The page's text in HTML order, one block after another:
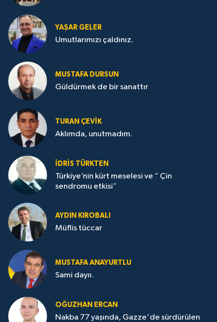
YAŞAR GELER
Umutlarımızı çaldınız.
MUSTAFA DURSUN
Güldürmek de bir sanattır
TURAN ÇEVİK
Aklımda, unutmadım.
İDRİS TÜRKTEN
Türkiye’nin kürt meselesi ve “ Çin
sendromu etkisi”
AYDIN KIROBALI
Müflis tüccar
MUSTAFA ANAYURTLU
Sami dayıı.
OĞUZHAN ERCAN
Nakba 77 yaşında, Gazze'de sürdürülen